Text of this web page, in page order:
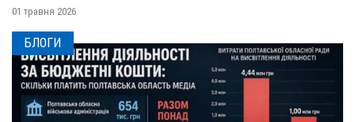
01 травня 2026
БЛОГИ